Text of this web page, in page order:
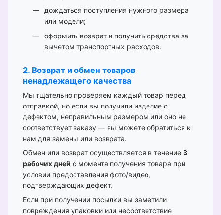
дождаться поступления нужного размера
или модели;
оформить возврат и получить средства за
вычетом транспортных расходов.
2. Возврат и обмен товаров
ненадлежащего качества
Мы тщательно проверяем каждый товар перед
отправкой, но если вы получили изделие с
дефектом, неправильным размером или оно не
соответствует заказу — вы можете обратиться к
нам для замены или возврата.
Обмен или возврат осуществляется в течение 3
рабочих дней с момента получения товара при
условии предоставления фото/видео,
подтверждающих дефект.
Если при получении посылки вы заметили
повреждения упаковки или несоответствие